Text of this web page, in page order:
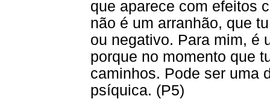
que aparece com efeitos
não é um arranhão, que
ou negativo. Para mim, é
porque no momento que
caminhos. Pode ser uma
psíquica. (P5)